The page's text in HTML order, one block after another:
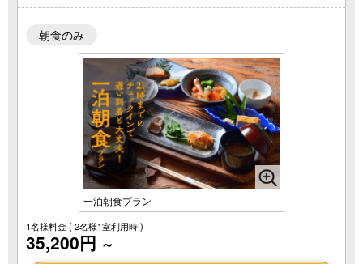
朝食のみ
一泊朝食プラン
1名様料金( 2名様1室利用時 )
35,200円 ～